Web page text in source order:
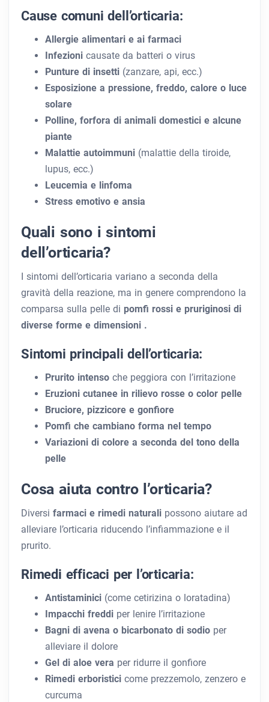
Cause comuni dell’orticaria:
Allergie alimentari e ai farmaci
Infezioni causate da batteri o virus
Punture di insetti (zanzare, api, ecc.)
Esposizione a pressione, freddo, calore o luce
solare
Polline, forfora di animali domestici e alcune
piante
Malattie autoimmuni (malattie della tiroide,
lupus, ecc.)
Leucemia e linfoma
Stress emotivo e ansia
Quali sono i sintomi
dell’orticaria?
I sintomi dell’orticaria variano a seconda della
gravità della reazione, ma in genere comprendono la
comparsa sulla pelle di pomfi rossi e pruriginosi di
diverse forme e dimensioni .
Sintomi principali dell’orticaria:
Prurito intenso che peggiora con l’irritazione
Eruzioni cutanee in rilievo rosse o color pelle
Bruciore, pizzicore e gonfiore
Pomfi che cambiano forma nel tempo
Variazioni di colore a seconda del tono della
pelle
Cosa aiuta contro l’orticaria?
Diversi farmaci e rimedi naturali possono aiutare ad
alleviare l’orticaria riducendo l’infiammazione e il
prurito.
Rimedi efficaci per l’orticaria:
Antistaminici (come cetirizina o loratadina)
Impacchi freddi per lenire l’irritazione
Bagni di avena o bicarbonato di sodio per
alleviare il dolore
Gel di aloe vera per ridurre il gonfiore
Rimedi erboristici come prezzemolo, zenzero e
curcuma